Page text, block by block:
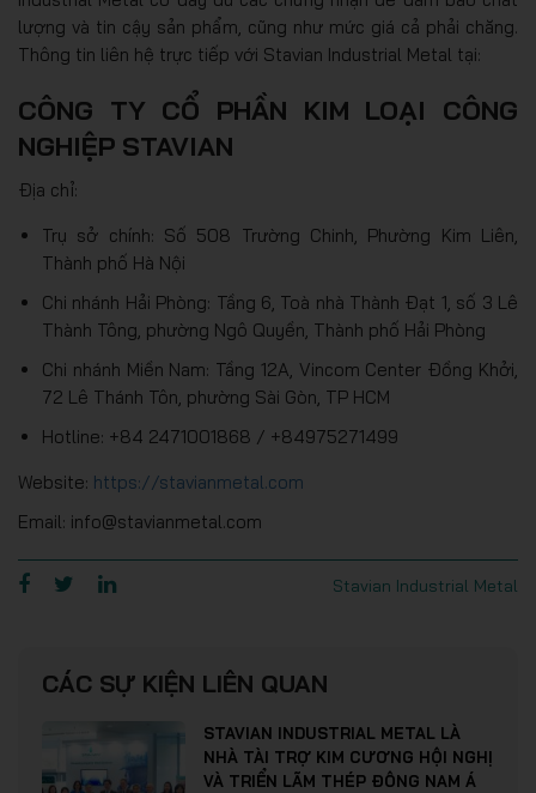
lượng và tin cậy sản phẩm, cũng như mức giá cả phải chăng.
Thông tin liên hệ trực tiếp với Stavian Industrial Metal tại:
CÔNG TY CỔ PHẦN KIM LOẠI CÔNG
NGHIỆP STAVIAN
Địa chỉ:
Trụ sở chính: Số 508 Trường Chinh, Phường Kim Liên,
Thành phố Hà Nội
Chi nhánh Hải Phòng: Tầng 6, Toà nhà Thành Đạt 1, số 3 Lê
Thành Tông, phường Ngô Quyền, Thành phố Hải Phòng
Chi nhánh Miền Nam: Tầng 12A, Vincom Center Đồng Khởi,
72 Lê Thánh Tôn, phường Sài Gòn, TP HCM
Hotline: +84 2471001868 / +84975271499
Website: https://stavianmetal.com
Email: info@stavianmetal.com
Stavian Industrial Metal
CÁC SỰ KIỆN LIÊN QUAN
STAVIAN INDUSTRIAL METAL LÀ
NHÀ TÀI TRỢ KIM CƯƠNG HỘI NGHỊ
VÀ TRIỂN LÃM THÉP ĐÔNG NAM Á